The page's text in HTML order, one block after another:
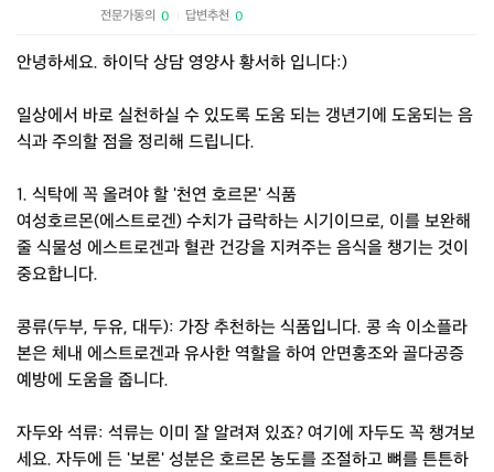
전문가동의 0 답변추천 0
안녕하세요. 하이닥 상담 영양사 황서하 입니다:)
일상에서 바로 실천하실 수 있도록 도움 되는 갱년기에 도움되는 음
식과 주의할 점을 정리해 드립니다.
1. 식탁에 꼭 올려야 할 '천연 호르몬' 식품
여성호르몬(에스트로겐) 수치가 급락하는 시기이므로, 이를 보완해
줄 식물성 에스트로겐과 혈관 건강을 지켜주는 음식을 챙기는 것이
중요합니다.
콩류(두부, 두유, 대두): 가장 추천하는 식품입니다. 콩 속 이소플라
본은 체내 에스트로겐과 유사한 역할을 하여 안면홍조와 골다공증
예방에 도움을 줍니다.
자두와 석류: 석류는 이미 잘 알려져 있죠? 여기에 자두도 꼭 챙겨보
세요. 자두에 든 '보론' 성분은 호르몬 농도를 조절하고 뼈를 튼튼하